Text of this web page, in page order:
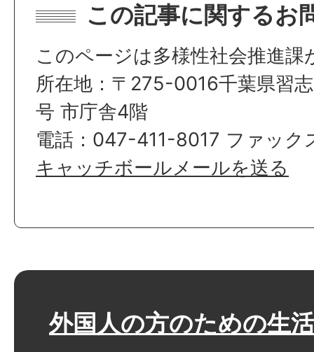
この記事に関するお
このページは多様性社会推進
所在地：〒275-0016千葉県習
号 市庁舎4階
電話：047-411-8017 ファッ
キャッチボールメールを送る
外国人の方のための生